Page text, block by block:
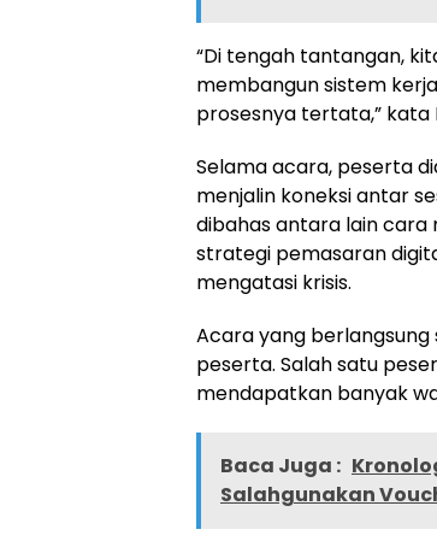
“Di tengah tantangan,
membangun sistem
prosesnya tertata,” kata
Selama acara, peserta
menjalin koneksi antar
dibahas antara lain cara
strategi pemasaran
mengatasi krisis.
Acara yang
peserta. Salah satu
mendapatkan banyak
Baca Juga :
Salahgunakan